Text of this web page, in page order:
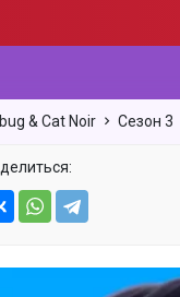
& Cat Noir Сезон 3